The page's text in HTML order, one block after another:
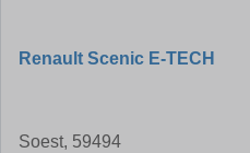
Renault Scenic E-TECH
Soest, 59494